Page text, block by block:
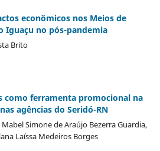
econômicos nos Meios de
Iguaçu no pós-pandemia
Brito
como ferramenta promocional na
agências do Seridó-RN
Simone de Araújo Bezerra Guardia,
Laíssa Medeiros Borges